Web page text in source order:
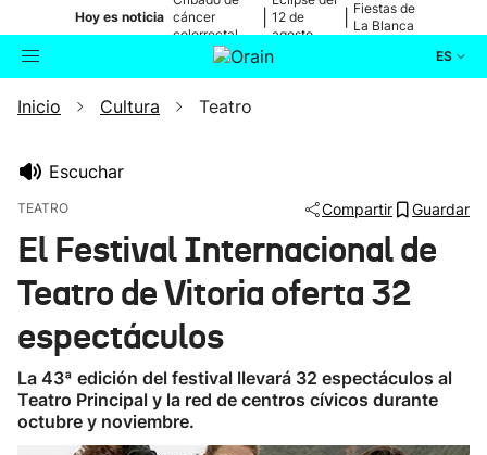
Hoy es noticia cáncer
colorrectal
12 de
agosto
Fiestas de
La Blanca
ES
Buscador Actualidad
Ikusmiran
Eguraldia
Inicio Cultura Teatro
Escuchar
TEATRO Compartir Guardar
El Festival Internacional de
Teatro de Vitoria oferta 32
espectáculos
La 43ª edición del festival llevará 32 espectáculos al
Teatro Principal y la red de centros cívicos durante
octubre y noviembre.